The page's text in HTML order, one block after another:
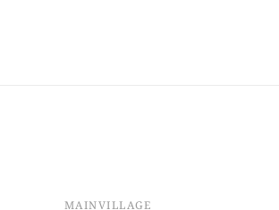
MAINVILLAGE